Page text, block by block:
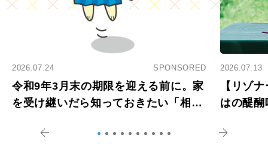
2026.07.24 SPONSORED
令和9年3月末の期限を迎える前に。家
を受け継いだら知っておきたい「相続
2026.07.13
【リゾ
はの醍